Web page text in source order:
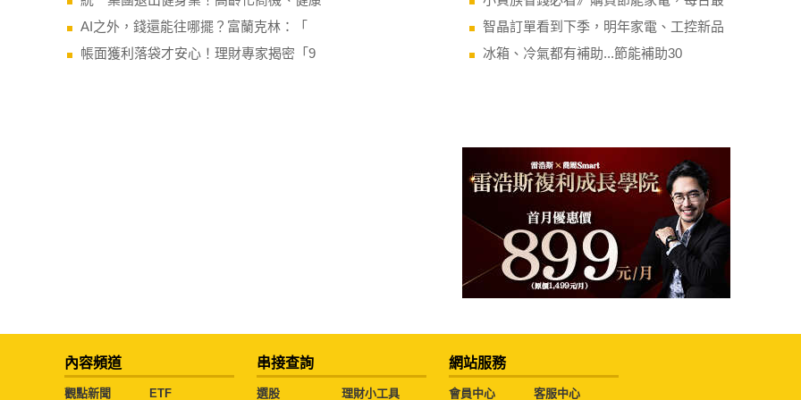
AI之外，錢還能往哪擺？富蘭克林：「
帳面獲利落袋才安心！理財專家揭密「9
智晶訂單看到下季，明年家電、工控新品
冰箱、冷氣都有補助...節能補助30
內容頻道
觀點新聞 ETF
串接查詢
選股 理財小工具
網站服務
會員中心 客服中心